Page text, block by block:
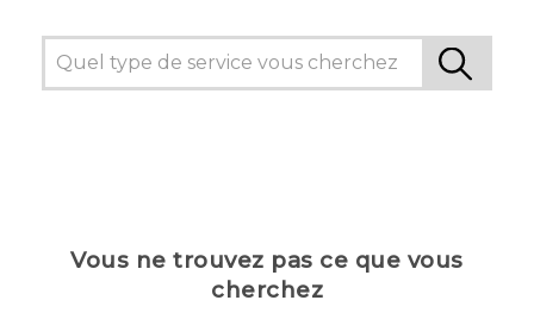
Vous ne trouvez pas ce que vous
cherchez